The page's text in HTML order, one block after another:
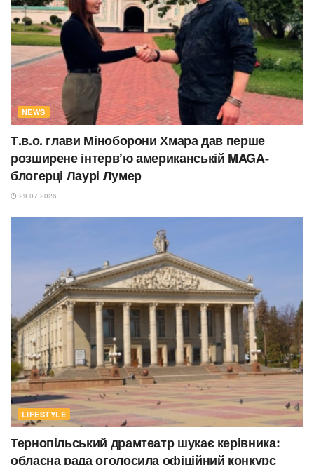
NEWS
Т.в.о. глави Міноборони Хмара дав перше
розширене інтерв’ю американській MAGA-
блогерці Лаурі Лумер
29.07.2026
LIFESTYLE
Тернопільський драмтеатр шукає керівника:
обласна рада оголосила офіційний конкурс